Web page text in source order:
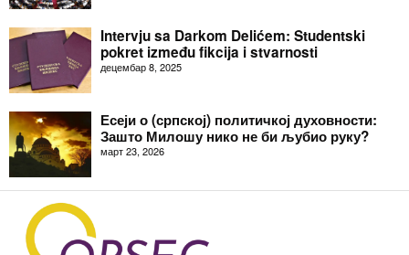
Intervju sa Darkom Delićem: Studentski
pokret između fikcija i stvarnosti
децембар 8, 2025
Есеји о (српској) политичкој духовности:
Зашто Милошу нико не би љубио руку?
март 23, 2026